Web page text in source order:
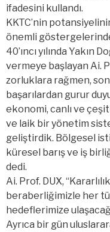
ifadesini kullandı.
KKTC’nin
önemli
40’ıncı yılında Yakın
vermeye başlayan Ai.
zorluklara rağmen,
başarılardan gurur
ekonomi, canlı ve
ve laik bir yönetim
geliştirdik. Bölgesel
küresel barış ve iş
dedi.
Ai. Prof. DUX,
beraberliğimizle her
hedeflerimize
Ayrıca bir gün